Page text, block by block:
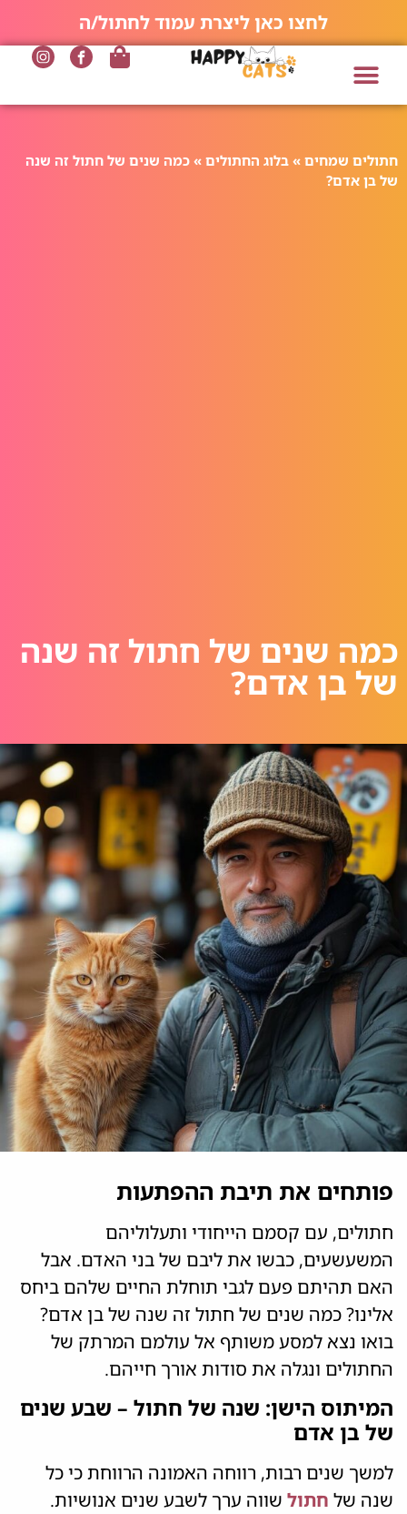
לחצו כאן ליצרת עמוד לחתול/ה
חתולים שמחים » בלוג החתולים » כמה שנים של חתול זה שנה
של בן אדם?
כמה שנים של חתול זה שנה
של בן אדם?
פותחים את תיבת ההפתעות
חתולים, עם קסמם הייחודי ותעלוליהם
המשעשעים, כבשו את ליבם של בני האדם. אבל
האם תהיתם פעם לגבי תוחלת החיים שלהם ביחס
אלינו? כמה שנים של חתול זה שנה של בן אדם?
בואו נצא למסע משותף אל עולמם המרתק של
החתולים ונגלה את סודות אורך חייהם.
המיתוס הישן: שנה של חתול – שבע שנים
של בן אדם
למשך שנים רבות, רווחה האמונה הרווחת כי כל
שנה של חתול שווה ערך לשבע שנים אנושיות.